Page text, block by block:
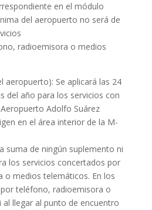
en el módulo
del aeropuerto no será de
radioemisora o medios
aeropuerto): Se aplicará las 24
del año para los servicios con
Adolfo Suárez
en el área interior de la M-
suma de ningún suplemento ni
los servicios concertados por
medios telemáticos. En los
teléfono, radioemisora o
llegar al punto de encuentro